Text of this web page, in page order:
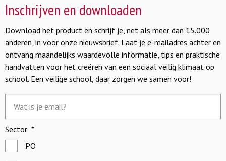
Inschrijven en downloaden
Download het product en schrijf je, net als meer dan 15.000
anderen, in voor onze nieuwsbrief. Laat je e-mailadres achter en
ontvang maandelijks waardevolle informatie, tips en praktische
handvatten voor het creëren van een sociaal veilig klimaat op
school. Een veilige school, daar zorgen we samen voor!
mailadres
*
Sector *
PO